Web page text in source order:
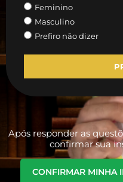
Feminino
Masculino
Prefiro não dizer
Após responder as
confirmar sua
CONFIRMAR MINHA